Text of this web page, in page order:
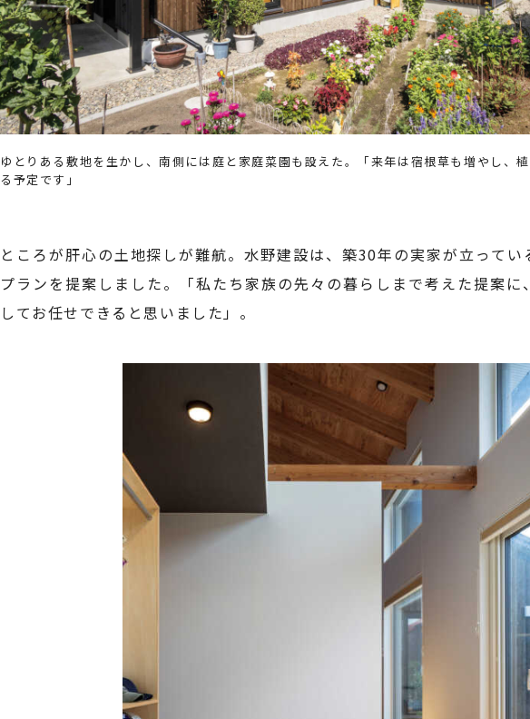
ゆとりある敷地を生かし、南側には庭と家庭菜園も設えた。「来年は宿根草も増やし、
る予定です」
ところが肝心の土地探しが難航。水野建設は、築30年の実家が立って
プランを提案しました。「私たち家族の先々の暮らしまで考えた提案に
してお任せできると思いました」。